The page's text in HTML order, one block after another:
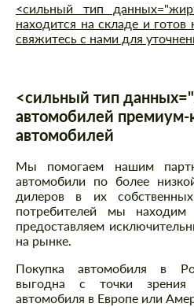
<сильный тип
находится на складе и готов
свяжитесь с нами для
<сильный тип
автомобилей премиум-
автомобилей
Мы помогаем нашим
автомобили по более
дилеров в их
потребителей мы
предоставляем
на рынке.
Покупка автомобиля в
выгодна с точки зрения
автомобиля в Европе или